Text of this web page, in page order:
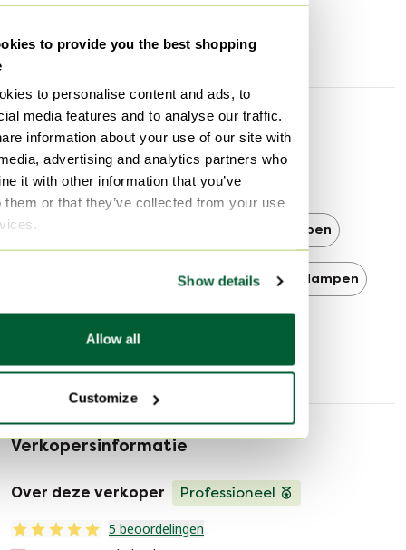
to provide you the best shopping
to personalise content and ads, to
media features and to analyse our traffic.
information about your use of our site with
advertising and analytics partners who
it with other information that you’ve
them or that they’ve collected from your use
Show details
Allow all
Customize
Breedte
12 cm
Ontdek meer
Design House Stockholm
Design House Stockholm Hanglampen
Scandinavisch Hanglampen
Verkopersinformatie
Over deze verkoper Professioneel
5 beoordelingen